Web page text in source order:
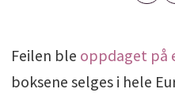
Feilen ble oppdaget på
boksene selges i hele